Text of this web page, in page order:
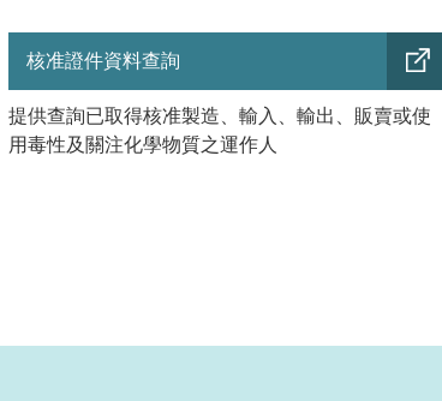
核准證件資料查詢
提供查詢已取得核准製造、輸入、輸出、販賣或使
用毒性及關注化學物質之運作人